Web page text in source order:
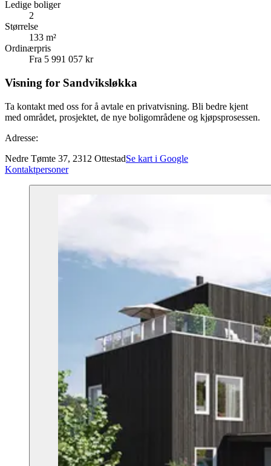
Ledige boliger
2
Størrelse
133 m²
Ordinærpris
Fra 5 991 057 kr
Visning for Sandviksløkka
Ta kontakt med oss for å avtale en privatvisning. Bli bedre kjent
med området, prosjektet, de nye boligområdene og kjøpsprosessen.
Adresse:
Nedre Tømte 37, 2312 OttestadSe kart i Google
Kontaktpersoner